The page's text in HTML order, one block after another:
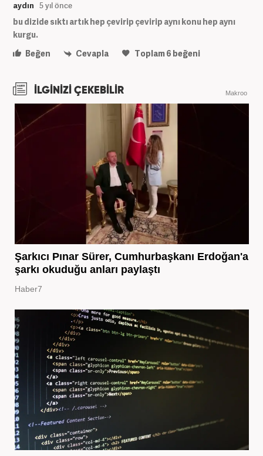
aydın 5 yıl önce
bu dizide sıktı artık hep çevirip çevirip aynı konu hep aynı
kurgu.
Beğen
Cevapla Toplam6 beğeni
İLGİNİZİ ÇEKEBİLİR Makroo
Şarkıcı Pınar Sürer, Cumhurbaşkanı Erdoğan'a
şarkı okuduğu anları paylaştı
Haber7